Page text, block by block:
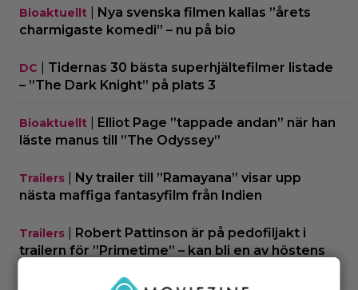
Bioaktuellt
Nya svenska filmen kallas ”årets
charmigaste komedi” – nu på bio
DC
Tidernas 30 bästa superhjältefilmer listade
– ”The Dark Knight” på plats 3
Bioaktuellt
Elliot Page ”tappade andan” när han
läste manus till ”The Odyssey”
Trailers
Ny trailer till ”Ramayana” visar upp
nästa maffiga fantasyfilm från Indien
Trailers
Robert Pattinson är på pedofiljakt i
trailern för ”Primetime” – kan bli en av höstens